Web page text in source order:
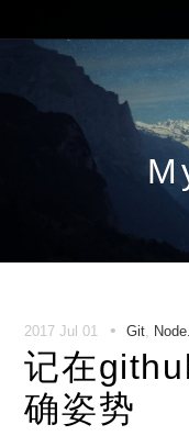
2017 Jul 01 • Git,
记在
确姿势